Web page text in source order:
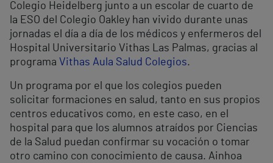
Colegio Heidelberg junto a un escolar de cuarto de
la ESO del Colegio Oakley han vivido durante unas
jornadas el día a día de los médicos y enfermeros del
Hospital Universitario Vithas Las Palmas, gracias al
programa Vithas Aula Salud Colegios.
Un programa por el que los colegios pueden
solicitar formaciones en salud, tanto en sus propios
centros educativos como, en este caso, en el
hospital para que los alumnos atraídos por Ciencias
de la Salud puedan confirmar su vocación o tomar
otro camino con conocimiento de causa. Ainhoa